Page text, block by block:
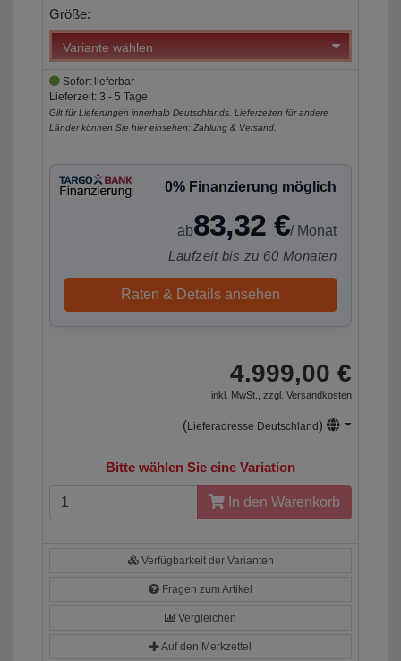
Größe:
Sofort lieferbar
Lieferzeit: 3 - 5 Tage
Gilt für Lieferungen innerhalb Deutschlands, Lieferzeiten für andere
Länder können Sie hier einsehen: Zahlung & Versand
0% Finanzierung möglich
ab83,32 €/ Monat
Laufzeit bis zu 60 Monaten
Raten & Details ansehen
4.999,00 €
inkl. MwSt., zzgl. Versandkosten
(Lieferadresse Deutschland)
Bitte wählen Sie eine Variation
In den Warenkorb
Verfügbarkeit der Varianten
Fragen zum Artikel
Vergleichen
Auf den Merkzettel